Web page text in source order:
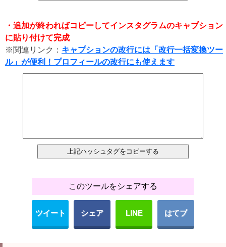
・追加が終わればコピーしてインスタグラムのキャプション
に貼り付けて完成
※関連リンク： キャプションの改行には「改行一括変換ツー
ル」が便利！プロフィールの改行にも使えます
このツールをシェアする
ツイート シェア LINE はてブ